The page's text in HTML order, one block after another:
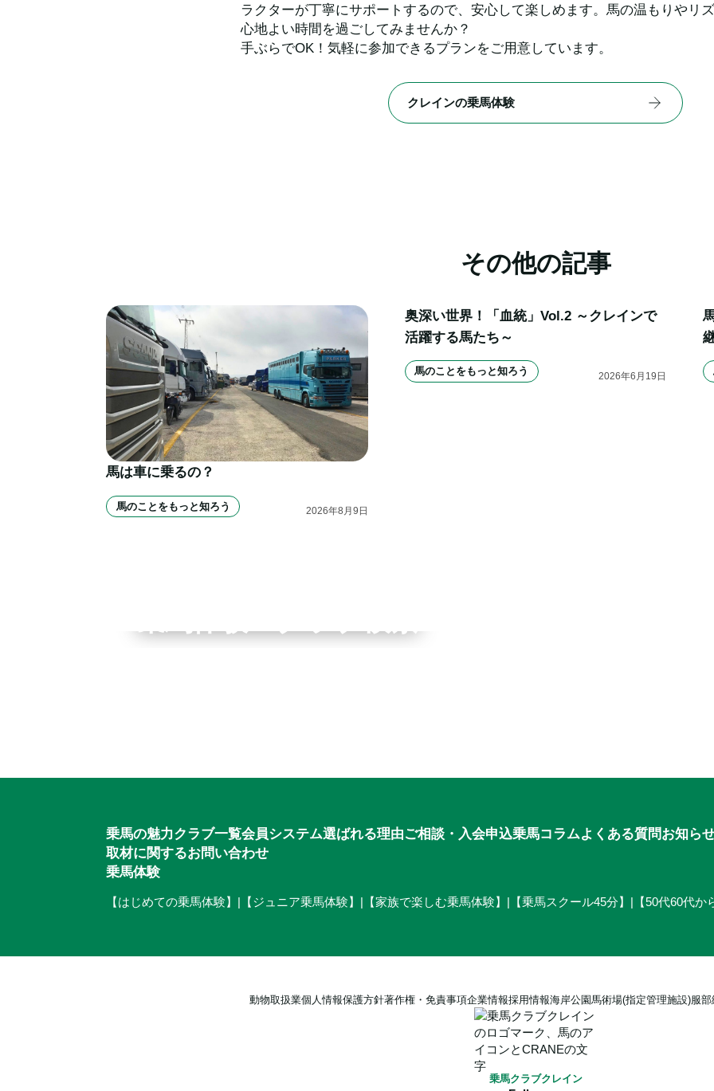
ラクターが丁寧にサポートするので、安心して楽しめます。馬の温もりやリズ
心地よい時間を過ごしてみませんか？
手ぶらでOK！気軽に参加できるプランをご用意しています。
クレインの乗馬体験
その他の記事
馬は車に乗るの？
馬のことをもっと知ろう 2026年8 月 9 日
奥深い世界！「血統」Vol.2 ～クレインで
活躍する馬たち～
馬のことをもっと知ろう 2026年6 月 19 日
個別相談承ります
乗馬の魅力クラブ一覧会員システム選ばれる理由ご相談・入会申込乗馬コラムよくある質問お知ら
取材に関するお問い合わせ
乗馬体験
【はじめての乗馬体験】 | 【ジュニア乗馬体験】 | 【家族で楽しむ乗馬体験】 | 【乗馬スクール45分】 | 【50代60代か
動物取扱業個人情報保護方針著作権・免責事項企業情報採用情報海岸公園馬術場(指定管理施設)服
乗馬クラブクレイン